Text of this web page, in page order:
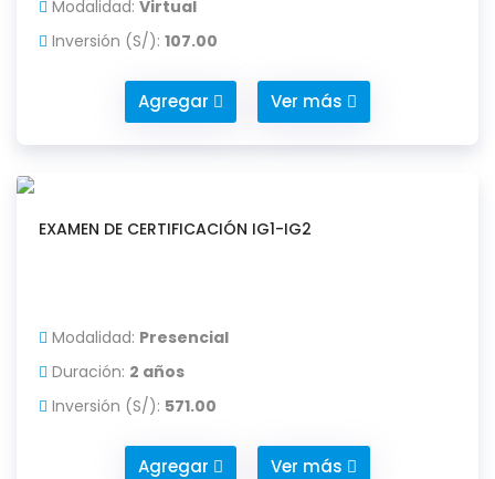
Modalidad: Virtual
Inversión (S/): 107.00
Agregar Ver más
EXAMEN DE CERTIFICACIÓN IG1-IG2
Modalidad: Presencial
Duración: 2 años
Inversión (S/): 571.00
Agregar Ver más